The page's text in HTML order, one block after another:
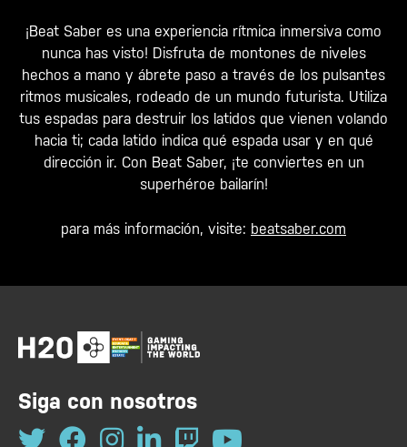
¡Beat Saber es una experiencia rítmica inmersiva como
nunca has visto! Disfruta de montones de niveles
hechos a mano y ábrete paso a través de los pulsantes
ritmos musicales, rodeado de un mundo futurista. Utiliza
tus espadas para destruir los latidos que vienen volando
hacia ti; cada latido indica qué espada usar y en qué
dirección ir. Con Beat Saber, ¡te conviertes en un
superhéroe bailarín!
para más información, visite: beatsaber.com
Siga con nosotros